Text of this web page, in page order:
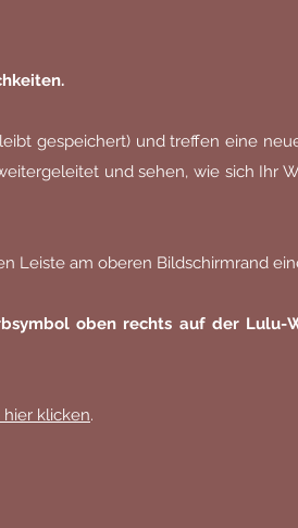
gespeichert) und treffen eine
und sehen, wie sich Ihr
Leiste am oberen Bildschirmrand
oben rechts auf der
hier klicken.